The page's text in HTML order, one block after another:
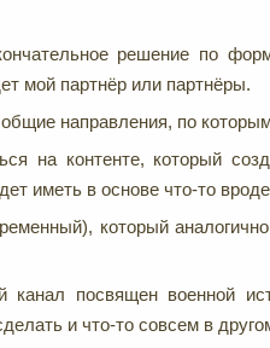
решение по
мой партнёр или партнёры.
направления, по
на контенте, который
иметь в основе что-то
который
посвящен военной
и что-то совсем в